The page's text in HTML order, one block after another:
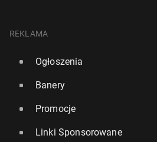
REKLAMA
Ogłoszenia
Banery
Promocje
Linki Sponsorowane